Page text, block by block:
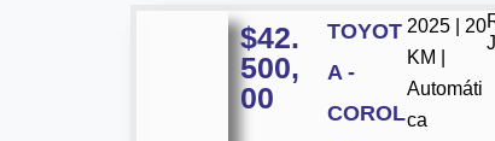
$42.
500,
00
TOYOT
A -
COROL
2025 | 20
KM |
Automáti
ca